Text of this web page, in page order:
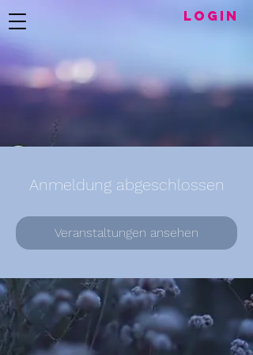
LogIN
Anmeldung abgeschlossen
Veranstaltungen ansehen